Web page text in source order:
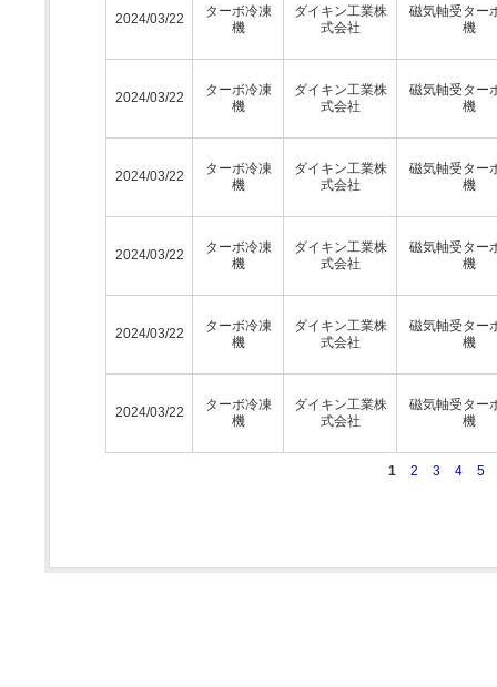
2024/03/22
ターボ冷凍
機
ダイキン工業株
式会社
磁気軸受ター
機
2024/03/22
ターボ冷凍
機
ダイキン工業株
式会社
磁気軸受ター
機
2024/03/22
ターボ冷凍
機
ダイキン工業株
式会社
磁気軸受ター
機
2024/03/22
ターボ冷凍
機
ダイキン工業株
式会社
磁気軸受ター
機
2024/03/22
ターボ冷凍
機
ダイキン工業株
式会社
磁気軸受ター
機
2024/03/22
ターボ冷凍
機
ダイキン工業株
式会社
磁気軸受ター
機
1 2 3 4 5